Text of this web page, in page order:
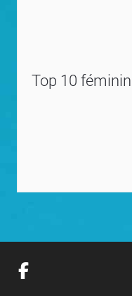
Top 10 féminin